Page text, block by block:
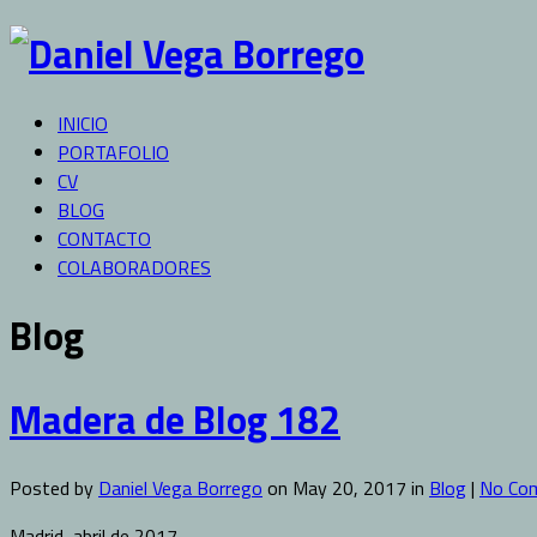
INICIO
PORTAFOLIO
CV
BLOG
CONTACTO
COLABORADORES
Blog
Madera de Blog 182
Posted by Daniel Vega Borrego on May 20, 2017 in Blog| No